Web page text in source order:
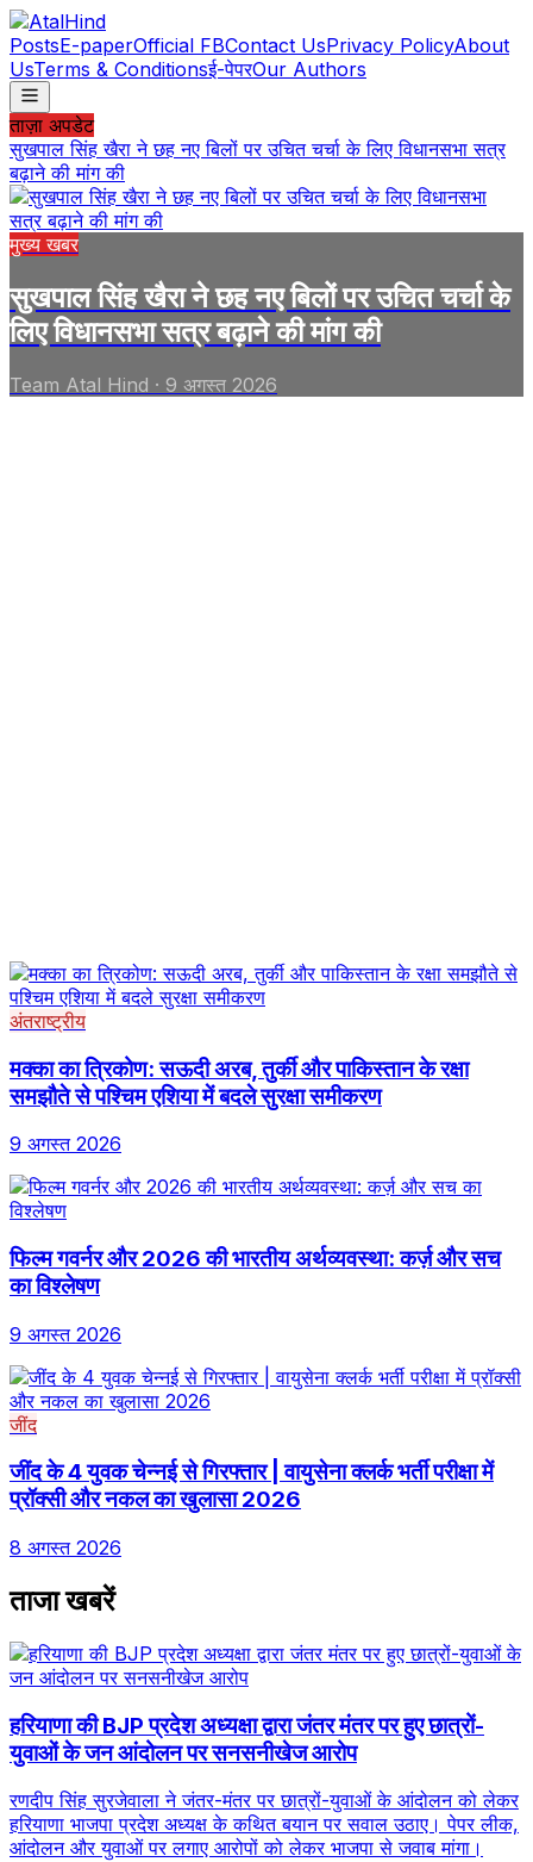
PostsE-paperOfficial FBContact UsPrivacy PolicyAbout
UsTerms & Conditionsई-पेपरOur Authors
ताज़ा अपडेट
सुखपाल सिंह खैरा ने छह नए बिलों पर उचित चर्चा के लिए विधानसभा सत्र
बढ़ाने की मांग की
मुख्य खबर
सुखपाल सिंह खैरा ने छह नए बिलों पर उचित चर्चा के
लिए विधानसभा सत्र बढ़ाने की मांग की
Team Atal Hind · 9 अगस्त 2026
अंतराष्ट्रीय
मक्का का त्रिकोण: सऊदी अरब, तुर्की और पाकिस्तान के रक्षा
समझौते से पश्चिम एशिया में बदले सुरक्षा समीकरण
9 अगस्त 2026
फिल्म गवर्नर और 2026 की भारतीय अर्थव्यवस्था: कर्ज़ और सच
का विश्लेषण
9 अगस्त 2026
जींद
जींद के 4 युवक चेन्नई से गिरफ्तार | वायुसेना क्लर्क भर्ती परीक्षा में
प्रॉक्सी और नकल का खुलासा 2026
8 अगस्त 2026
ताजा खबरें
हरियाणा की BJP प्रदेश अध्यक्षा द्वारा जंतर मंतर पर हुए छात्रों-
युवाओं के जन आंदोलन पर सनसनीखेज आरोप
रणदीप सिंह सुरजेवाला ने जंतर-मंतर पर छात्रों-युवाओं के आंदोलन को लेकर
हरियाणा भाजपा प्रदेश अध्यक्ष के कथित बयान पर सवाल उठाए। पेपर लीक,
आंदोलन और युवाओं पर लगाए आरोपों को लेकर भाजपा से जवाब मांगा।